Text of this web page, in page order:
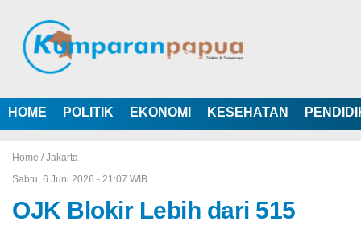
HOME POLITIK EKONOMI KESEHATAN
Home / Jakarta
Sabtu, 6 Juni 2026 - 21:07 WIB
OJK Blokir Lebih dari 515